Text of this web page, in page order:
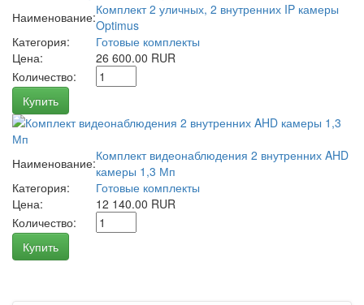
Наименование:Комплект 2 уличных, 2 внутренних IP камеры
Optimus
Категория:
Готовые комплекты
Цена:
26 600.00 RUR
Количество:
Купить
Наименование:Комплект видеонаблюдения 2 внутренних AHD
камеры 1,3 Мп
Категория:
Готовые комплекты
Цена:
12 140.00 RUR
Количество:
Купить